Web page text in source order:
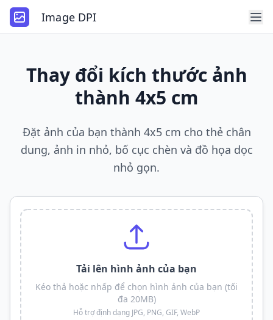
Image DPI
Thay đổi kích thước ảnh
thành 4x5 cm
Đặt ảnh của bạn thành 4x5 cm cho thẻ chân
dung, ảnh in nhỏ, bố cục chèn và đồ họa dọc
nhỏ gọn.
Tải lên hình ảnh của bạn
Kéo thả hoặc nhấp để chọn hình ảnh của bạn (tối
đa 20MB)
Hỗ trợ định dạng JPG, PNG, GIF, WebP